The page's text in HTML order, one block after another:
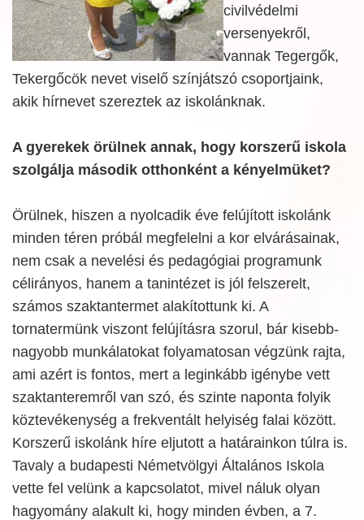
civilvédelmi
versenyekről,
vannak Tegergők,
Tekergőcök nevet viselő színjátszó csoportjaink,
akik hírnevet szereztek az iskolánknak.
A gyerekek örülnek annak, hogy korszerű iskola
szolgálja második otthonként a kényelmüket?
Örülnek, hiszen a nyolcadik éve felújított iskolánk
minden téren próbál megfelelni a kor elvárásainak,
nem csak a nevelési és pedagógiai programunk
célirányos, hanem a tanintézet is jól felszerelt,
számos szaktantermet alakítottunk ki. A
tornatermünk viszont felújításra szorul, bár kisebb-
nagyobb munkálatokat folyamatosan végzünk rajta,
ami azért is fontos, mert a leginkább igénybe vett
szaktanteremről van szó, és szinte naponta folyik
köztevékenység a frekventált helyiség falai között.
Korszerű iskolánk híre eljutott a határainkon túlra is.
Tavaly a budapesti Németvölgyi Általános Iskola
vette fel velünk a kapcsolatot, mivel náluk olyan
hagyomány alakult ki, hogy minden évben, a 7.